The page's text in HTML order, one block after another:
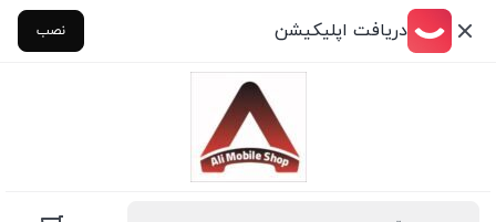
دریافت اپلیکیشن نصب